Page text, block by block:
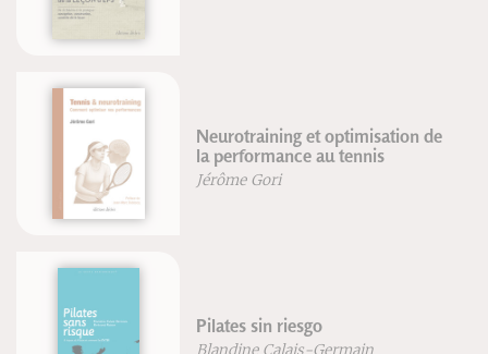
Neurotraining et optimisation de
la performance au tennis
Jérôme Gori
Pilates sin riesgo
Blandine Calais-Germain